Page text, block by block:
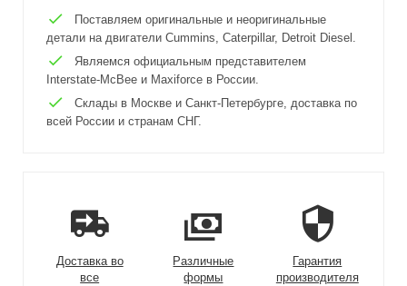
Поставляем оригинальные и неоригинальные
детали на двигатели Cummins, Caterpillar, Detroit Diesel.
Являемся официальным представителем
Interstate-McBee и Maxiforce в России.
Склады в Москве и Санкт-Петербурге, доставка по
всей России и странам СНГ.
Доставка во
все
Различные
формы
Гарантия
производителя